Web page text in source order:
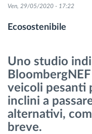
Gestione delle
Download remoto
Controllo accessi
Gestione
Pianificazione dei
Ven, 29/05/2020 - 17:22
Ecosostenibile
Uno studio
veicoli pesanti
inclini a
alternativi,
breve.